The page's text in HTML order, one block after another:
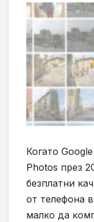
Когато Google
Photos през
безплатни
от телефона
малко да